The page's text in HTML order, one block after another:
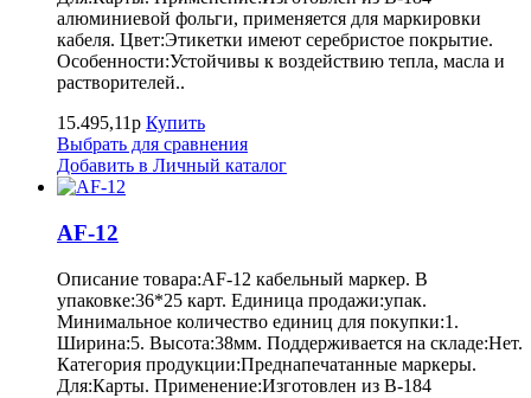
алюминиевой фольги, применяется для маркировки
кабеля. Цвет:Этикетки имеют серебристое покрытие.
Особенности:Устойчивы к воздействию тепла, масла и
растворителей..
15.495,11р Купить
Выбрать для сравнения
Добавить в Личный каталог
AF-12
Описание товара:AF-12 кабельный маркер. В
упаковке:36*25 карт. Единица продажи:упак.
Минимальное количество единиц для покупки:1.
Ширина:5. Высота:38мм. Поддерживается на складе:Нет.
Категория продукции:Преднапечатанные маркеры.
Для:Карты. Применение:Изготовлен из B-184